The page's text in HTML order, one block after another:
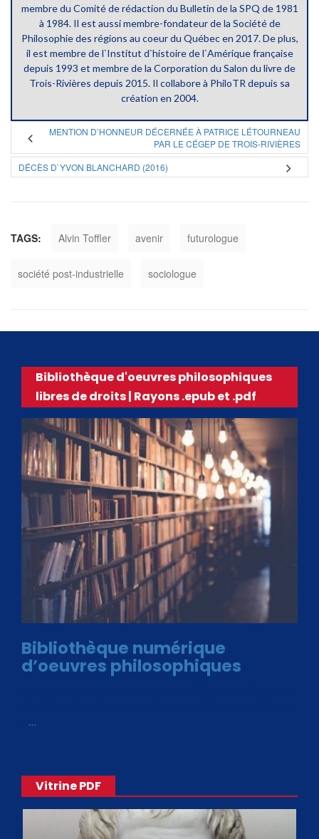
membre du Comité de rédaction du Bulletin de la SPQ de 1981
à 1984. Il est aussi membre-fondateur de la Société de
Philosophie des régions au coeur du Québec en 2017. De plus,
il est membre de l`Institut d`histoire de l`Amérique française
depuis 1993 et membre de la Corporation du Salon du livre de
Trois-Rivières depuis 2015. Il collabore à PhiloTR depuis sa
création en 2004.
MENTION D’HONNEUR DÉCERNÉE À PATRICE LÉTOURNEAU
PAR LE CÉGEP DE TROIS-RIVIÈRES
DÉCÈS D`YVON BLANCHARD (2016)
TAGS: Alvin Toffler avenir futurologue
société post-industrielle sociologue
Bibliothèque d'oeuvres philosophiques
libres de droits | Rayons .epub et .pdf
Bibliothèque numérique
d’oeuvres philosophiques
…
Vitrine PDF